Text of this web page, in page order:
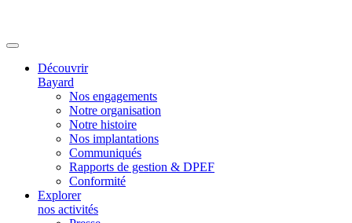
Découvrir
Bayard
Nos engagements
Notre organisation
Notre histoire
Nos implantations
Communiqués
Rapports de gestion & DPEF
Conformité
Explorer
nos activités